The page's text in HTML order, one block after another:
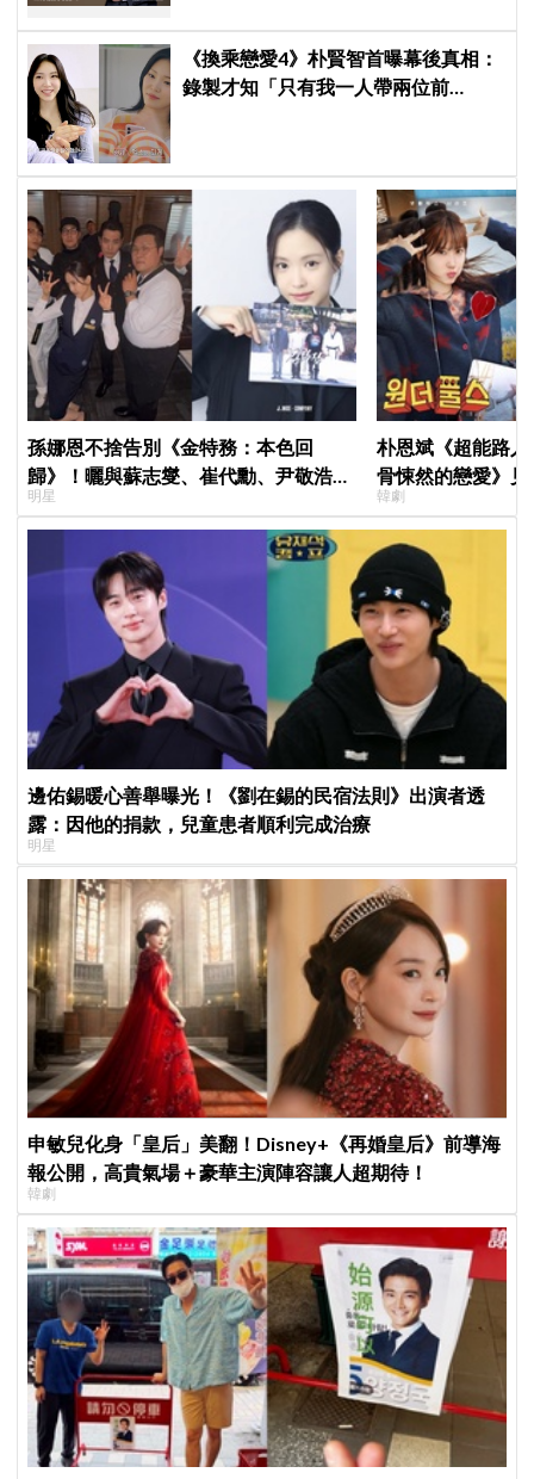
《換乘戀愛4》朴賢智首曝幕後真相：
錄製才知「只有我一人帶兩位前
孫娜恩不捨告別《金特務：本色回
歸》！曬與蘇志燮、崔代勳、尹敬浩、
朱相昱暖心合照，感謝劇組與粉絲陪伴
明星
朴恩斌《超能路
骨悚然的戀愛》
演技獲讚「信看演
韓劇
邊佑錫暖心善舉曝光！《劉在錫的民宿法則》出演者透
露：因他的捐款，兒童患者順利完成治療
明星
申敏兒化身「皇后」美翻！Disney+《再婚皇后》前導海
報公開，高貴氣場＋豪華主演陣容讓人超期待！
韓劇